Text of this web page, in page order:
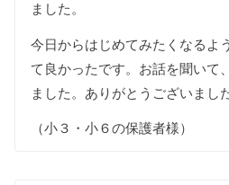
ました。
今日からはじめてみたくなるよ
て良かったです。お話を聞いて
ました。ありがとうございまし
（小３・小６の保護者様）